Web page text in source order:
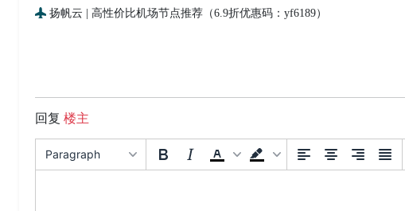
扬帆云 | 高性价比机场节点推荐（6.9折优惠码：yf6189）
回复 楼主
Paragraph